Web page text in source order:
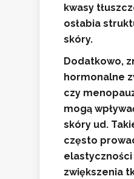
kwasy
osłabia
skóry.
Dodatkowo,
hormonalne
czy
mogą
skóry ud.
często
elastyczności
zwiększenia